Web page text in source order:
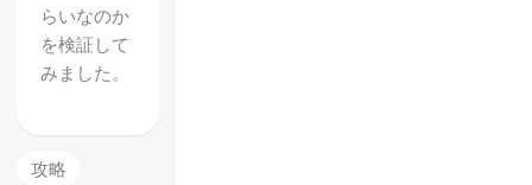
らいなのか
を検証して
みました。
攻略
【ドラ
ゴンズ
クラウ
ン】知
ってる